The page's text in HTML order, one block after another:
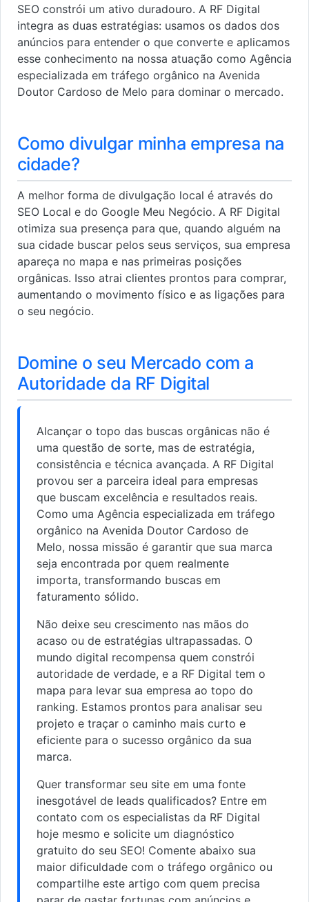
SEO constrói um ativo duradouro. A RF Digital
integra as duas estratégias: usamos os dados dos
anúncios para entender o que converte e aplicamos
esse conhecimento na nossa atuação como Agência
especializada em tráfego orgânico na Avenida
Doutor Cardoso de Melo para dominar o mercado.
Como divulgar minha empresa na
cidade?
A melhor forma de divulgação local é através do
SEO Local e do Google Meu Negócio. A RF Digital
otimiza sua presença para que, quando alguém na
sua cidade buscar pelos seus serviços, sua empresa
apareça no mapa e nas primeiras posições
orgânicas. Isso atrai clientes prontos para comprar,
aumentando o movimento físico e as ligações para
o seu negócio.
Domine o seu Mercado com a
Autoridade da RF Digital
Alcançar o topo das buscas orgânicas não é
uma questão de sorte, mas de estratégia,
consistência e técnica avançada. A RF Digital
provou ser a parceira ideal para empresas
que buscam excelência e resultados reais.
Como uma Agência especializada em tráfego
orgânico na Avenida Doutor Cardoso de
Melo, nossa missão é garantir que sua marca
seja encontrada por quem realmente
importa, transformando buscas em
faturamento sólido.
Não deixe seu crescimento nas mãos do
acaso ou de estratégias ultrapassadas. O
mundo digital recompensa quem constrói
autoridade de verdade, e a RF Digital tem o
mapa para levar sua empresa ao topo do
ranking. Estamos prontos para analisar seu
projeto e traçar o caminho mais curto e
eficiente para o sucesso orgânico da sua
marca.
Quer transformar seu site em uma fonte
inesgotável de leads qualificados? Entre em
contato com os especialistas da RF Digital
hoje mesmo e solicite um diagnóstico
gratuito do seu SEO! Comente abaixo sua
maior dificuldade com o tráfego orgânico ou
compartilhe este artigo com quem precisa